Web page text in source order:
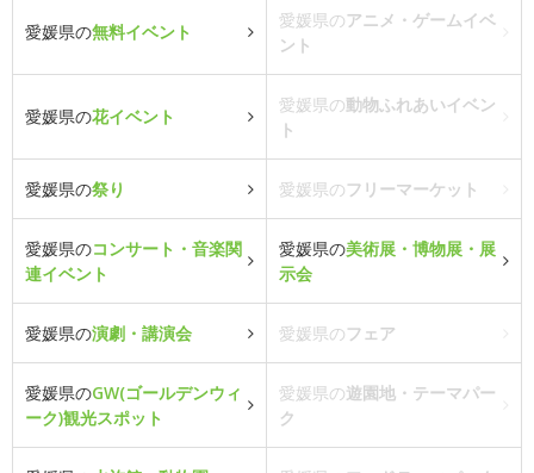
愛媛県の無料イベント
愛媛県のアニメ・ゲームイベ
ント
愛媛県の花イベント
愛媛県の動物ふれあいイベン
ト
愛媛県の祭り 愛媛県のフリーマーケット
愛媛県のコンサート・音楽関
連イベント
愛媛県の美術展・博物展・展
示会
愛媛県の演劇・講演会 愛媛県のフェア
愛媛県のGW(ゴールデンウィ
ーク)観光スポット
愛媛県の遊園地・テーマパー
ク